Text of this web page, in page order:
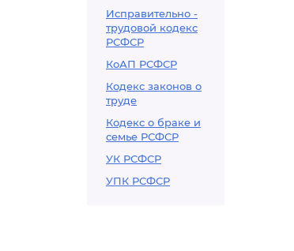
Исправительно -
трудовой кодекс
РСФСР
КоАП РСФСР
Кодекс законов о
труде
Кодекс о браке и
семье РСФСР
УК РСФСР
УПК РСФСР